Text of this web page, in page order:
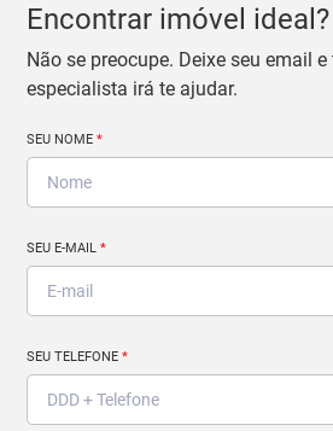
Encontrar imóvel ideal?
Não se preocupe. Deixe seu email
especialista irá te ajudar.
SEU NOME*
SEU E-MAIL*
SEU TELEFONE*